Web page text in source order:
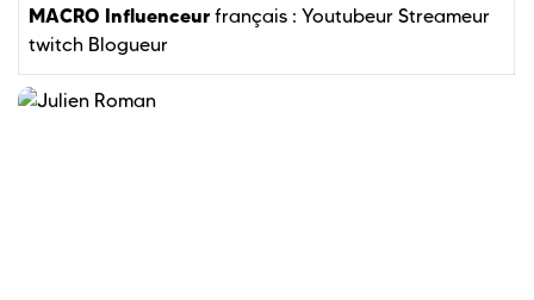
MACRO Influenceur français : Youtubeur Streameur
twitch Blogueur